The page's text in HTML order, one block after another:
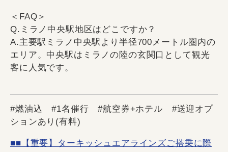
＜FAQ＞
Q.ミラノ中央駅地区はどこですか？
A.主要駅ミラノ中央駅より半径700メートル圏内の
エリア。中央駅はミラノの陸の玄関口として観光
客に人気です。
#燃油込 #1名催行 #航空券+ホテル #送迎オプ
ションあり(有料)
■■【重要】ターキッシュエアラインズご搭乗に際